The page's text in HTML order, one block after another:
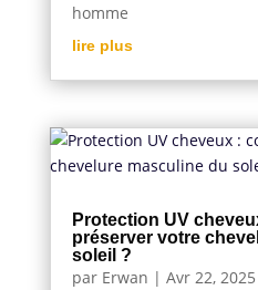
homme
lire plus
Protection UV
préserver votre
soleil ?
par Erwan | Avr 22, 2025